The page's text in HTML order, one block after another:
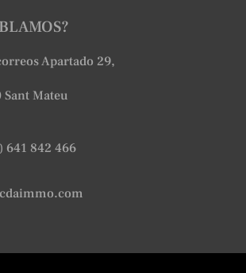
Apartado 29,
Sant Mateu
641 842 466